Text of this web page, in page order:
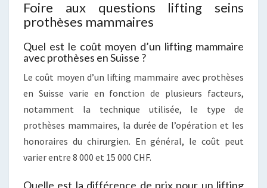
Foire aux questions lifting seins
prothèses mammaires
Quel est le coût moyen d’un lifting mammaire
avec prothèses en Suisse ?
Le coût moyen d’un lifting mammaire avec prothèses
en Suisse varie en fonction de plusieurs facteurs,
notamment la technique utilisée, le type de
prothèses mammaires, la durée de l’opération et les
honoraires du chirurgien. En général, le coût peut
varier entre 8 000 et 15 000 CHF.
Quelle est la différence de prix pour un lifting